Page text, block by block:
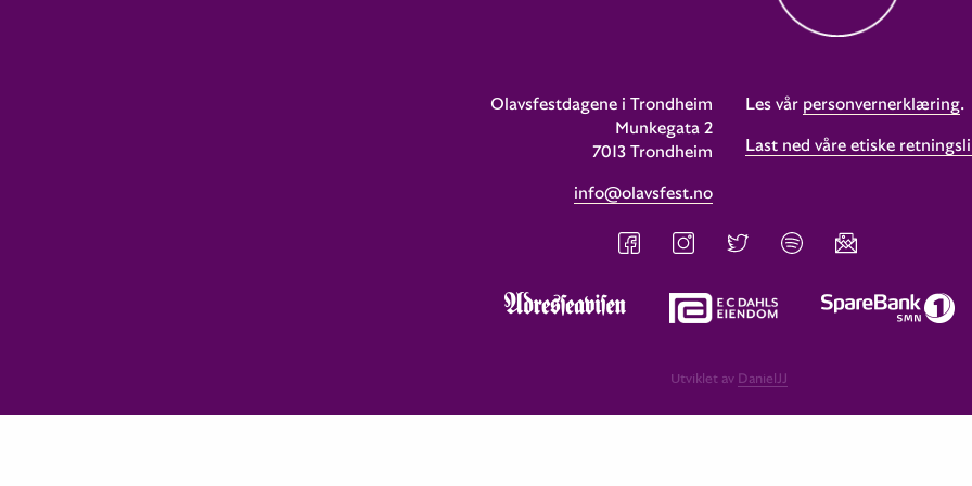
Olavsfestdagene i Trondheim
Munkegata 2
7013 Trondheim
info@olavsfest.no
Les vår personvernerklæring.
Last ned våre etiske
Utviklet av DanielJJ